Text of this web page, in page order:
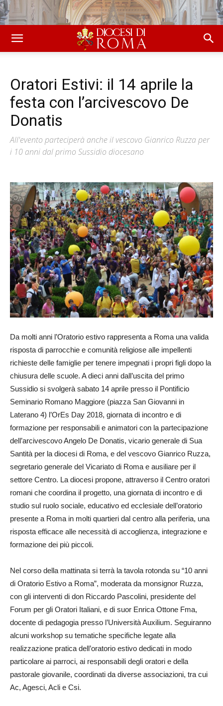
Oratori Estivi: il 14 aprile la
festa con l’arcivescovo De
Donatis
All'evento parteciperà anche il vescovo Gianrico Ruzza per
i 10 anni dal primo Sussidio diocesano
Da molti anni l’Oratorio estivo rappresenta a Roma una valida
risposta di parrocchie e comunità religiose alle impellenti
richieste delle famiglie per tenere impegnati i propri figli dopo la
chiusura delle scuole. A dieci anni dall’uscita del primo
Sussidio si svolgerà sabato 14 aprile presso il Pontificio
Seminario Romano Maggiore (piazza San Giovanni in
Laterano 4) l’OrEs Day 2018, giornata di incontro e di
formazione per responsabili e animatori con la partecipazione
dell’arcivescovo Angelo De Donatis, vicario generale di Sua
Santità per la diocesi di Roma, e del vescovo Gianrico Ruzza,
segretario generale del Vicariato di Roma e ausiliare per il
settore Centro. La diocesi propone, attraverso il Centro oratori
romani che coordina il progetto, una giornata di incontro e di
studio sul ruolo sociale, educativo ed ecclesiale dell’oratorio
presente a Roma in molti quartieri dal centro alla periferia, una
risposta efficace alle necessità di accoglienza, integrazione e
formazione dei più piccoli.
Nel corso della mattinata si terrà la tavola rotonda su “10 anni
di Oratorio Estivo a Roma”, moderata da monsignor Ruzza,
con gli interventi di don Riccardo Pascolini, presidente del
Forum per gli Oratori Italiani, e di suor Enrica Ottone Fma,
docente di pedagogia presso l’Università Auxilium. Seguiranno
alcuni workshop su tematiche specifiche legate alla
realizzazione pratica dell’oratorio estivo dedicati in modo
particolare ai parroci, ai responsabili degli oratori e della
pastorale giovanile, coordinati da diverse associazioni, tra cui
Ac, Agesci, Acli e Csi.